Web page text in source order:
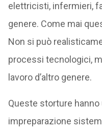
elettricisti, infermieri,
genere. Come mai
Non si può
processi tecnologici,
lavoro d’altro genere.
Queste storture
impreparazione